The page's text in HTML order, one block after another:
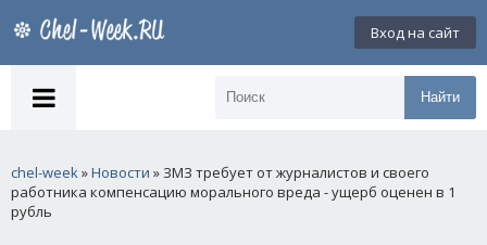
Вход на сайт
Найти
chel-week»Новости » ЗМЗ требует от журналистов и своего
работника компенсацию морального вреда - ущерб оценен в 1
рубль